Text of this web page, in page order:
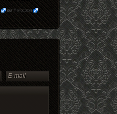
surHellocoton